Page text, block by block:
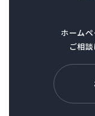
ホームペ
ご相